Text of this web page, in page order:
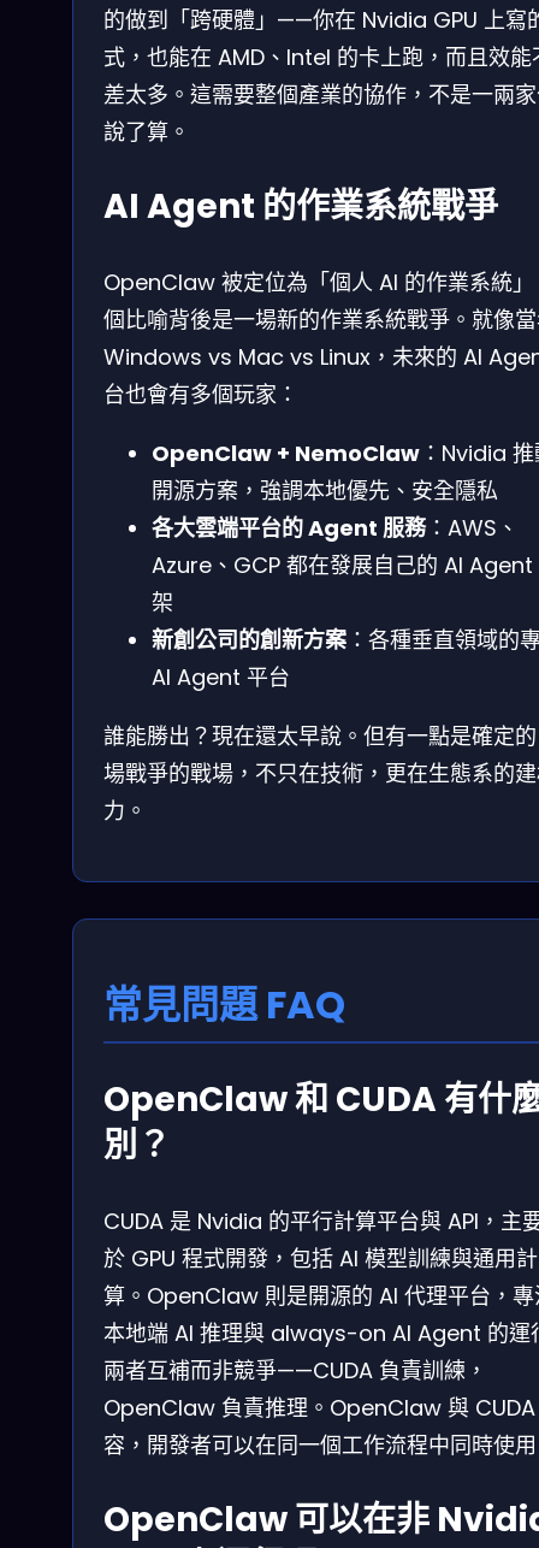
的做到「跨硬體」——你在 Nvidia GPU 上寫
式，也能在 AMD、Intel 的卡上跑，而且效能
差太多。這需要整個產業的協作，不是一兩
說了算。
AI Agent 的作業系統戰爭
OpenClaw 被定位為「個人 AI 的作業系統
個比喻背後是一場新的作業系統戰爭。就像
Windows vs Mac vs Linux，未來的 AI
台也會有多個玩家：
OpenClaw + NemoClaw ：Nvidia
開源方案，強調本地優先、安全隱私
各大雲端平台的 Agent 服務：AWS、
Azure、GCP 都在發展自己的 AI Agent
架
新創公司的創新方案 ：各種垂直領域的
AI Agent 平台
誰能勝出？現在還太早說。但有一點是確定
場戰爭的戰場，不只在技術，更在生態系的
力。
常見問題 FAQ
OpenClaw 和 CUDA 有什
別？
CUDA 是 Nvidia 的平行計算平台與 API，主
於 GPU 程式開發，包括 AI 模型訓練與通用計
算。OpenClaw 則是開源的 AI 代理平台，
本地端 AI 推理與 always-on AI Agent 的運
兩者互補而非競爭——CUDA 負責訓練，
OpenClaw 負責推理。OpenClaw 與
容，開發者可以在同一個工作流程中同時使
OpenClaw 可以在非